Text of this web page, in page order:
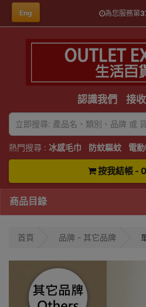
Eng 為您服務第
認識我們 接
熱門搜尋 : 冰感毛巾 防蚊驅蚊 電
按我結帳 -
商品目錄
首頁 品牌 - 其它品牌